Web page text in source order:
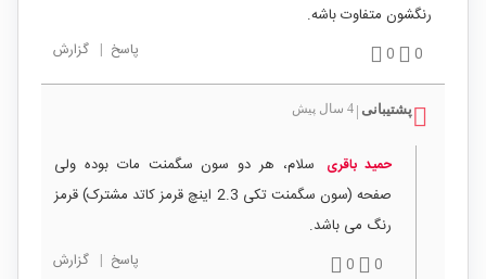
رنگشون متفاوت باشه.
0
0 پاسخ | گزارش
پشتیبانی 4 سال پیش
حمید باقری
سلام، هر دو سون سگمنت مات بوده ولی
صفحه (سون سگمنت تکی 2.3 اینچ قرمز کاتد مشترک) قرمز
رنگ می باشد.
0
0 پاسخ | گزارش